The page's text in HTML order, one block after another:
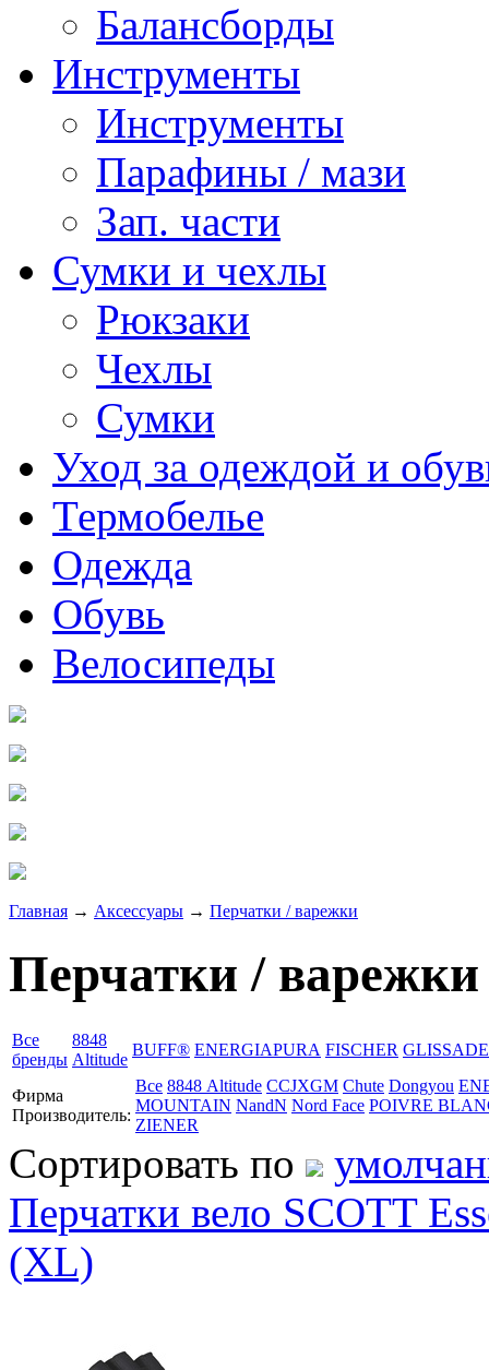
Балансборды
Инструменты
Инструменты
Парафины / мази
Зап. части
Сумки и чехлы
Рюкзаки
Чехлы
Сумки
Уход за одеждой и
Термобелье
Одежда
Обувь
Велосипеды
Главная → Аксессуары → Перчатки / варежки
Перчатки / варежки
Все
бренды
8848
Altitude
BUFF® ENERGIAPURA FISCHER GLISSADE
Фирма
Производитель:
Все 8848 Altitude CCJXGM Chute Dongyou
MOUNTAIN NandN Nord Face POIVRE
ZIENER
Сортировать по
Перчатки вело SCOTT
(XL)